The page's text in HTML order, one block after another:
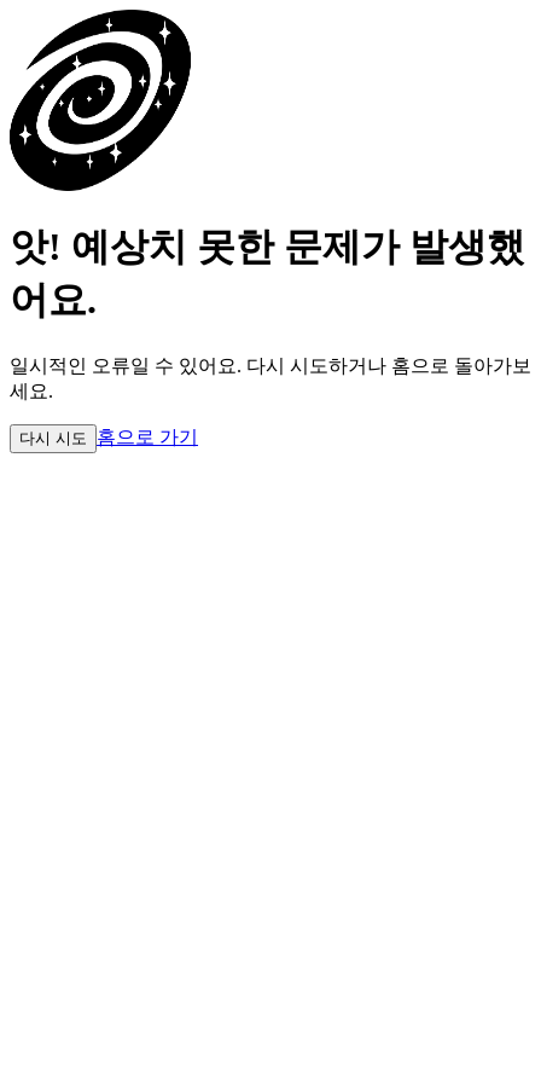
앗! 예상치 못한 문제가 발생했
어요.
일시적인 오류일 수 있어요. 다시 시도하거나 홈으로 돌아가보
세요.
다시 시도 홈으로 가기